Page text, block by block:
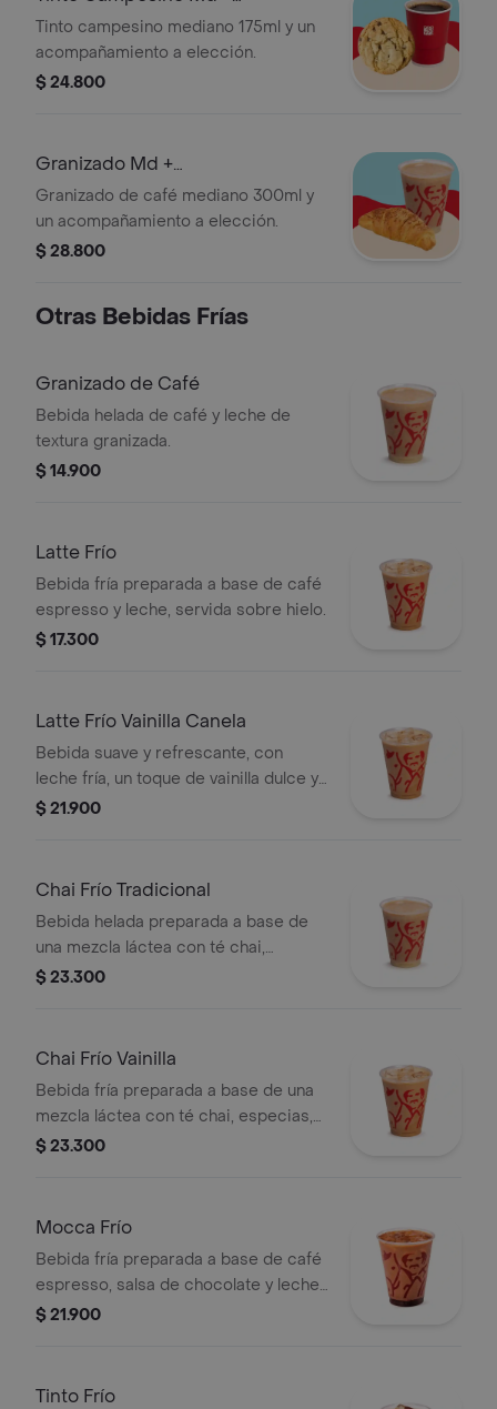
Acompañamiento
Tinto campesino mediano 175ml y un
acompañamiento a elección.
$ 24.800
Granizado Md +
Acompañamiento
Granizado de café mediano 300ml y
un acompañamiento a elección.
$ 28.800
Otras Bebidas Frías
Granizado de Café
Bebida helada de café y leche de
textura granizada.
$ 14.900
Latte Frío
Bebida fría preparada a base de café
espresso y leche, servida sobre hielo.
$ 17.300
Latte Frío Vainilla Canela
Bebida suave y refrescante, con
leche fría, un toque de vainilla dulce y
un leve sabor especiado de canela,
$ 21.900
Chai Frío Tradicional
Bebida helada preparada a base de
una mezcla láctea con té chai,
especias, leche y miel, servida sobre
$ 23.300
Chai Frío Vainilla
Bebida fría preparada a base de una
mezcla láctea con té chai, especias,
leche, miel, vainilla y almendras,
$ 23.300
Mocca Frío
Bebida fría preparada a base de café
espresso, salsa de chocolate y leche,
servida sobre hielo.
$ 21.900
Tinto Frío